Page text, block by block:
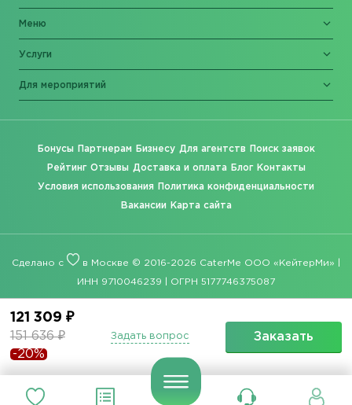
121 309 ₽
151 636 ₽
-20%
Заказать
Задать вопрос
Меню
Услуги
Для мероприятий
Бонусы Партнерам Бизнесу Для агентств Поиск заявок
Рейтинг Отзывы Доставка и оплата Блог Контакты
Условия использования Политика конфиденциальности
Вакансии Карта сайта
Сделано с в Москве © 2016-2026 CaterMe ООО «КейтерМи» |
ИНН 9710046239 | ОГРН 5177746375087